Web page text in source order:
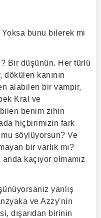
Yoksa bunu bilerek mi
Bir düşünün. Her türlü
kanının
alabilen bir vampir,
Kral ve
benim zihin
hiçbirimizin fark
söylüyorsun? Ve
bir varlık mı?
kaçıyor olmamız
yanlış
ve Azzy'nin
dışarıdan birinin